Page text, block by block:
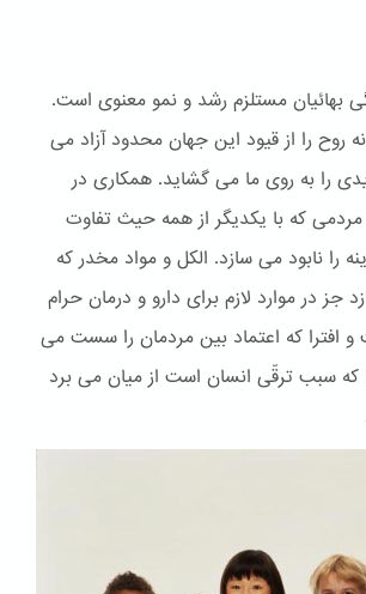
بهائیان مستلزم رشد و نمو معنوی است.
روح را از قیود این جهان محدود آزاد می
را به روی ما می گشاید. همکاری در
مردمی که با یکدیگر از همه حیث تفاوت
را نابود می سازد. الكل و مواد مخدر که
جز در موارد لازم برای دارو و درمان حرام
و افترا که اعتماد بین مردمان را سست می
که سبب ترقّی انسان است از میان می برد